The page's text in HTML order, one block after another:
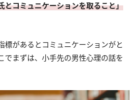
とコミュニケーションを取ること」
標があるとコミュニケーションがと
でまずは、小手先の男性心理の話を